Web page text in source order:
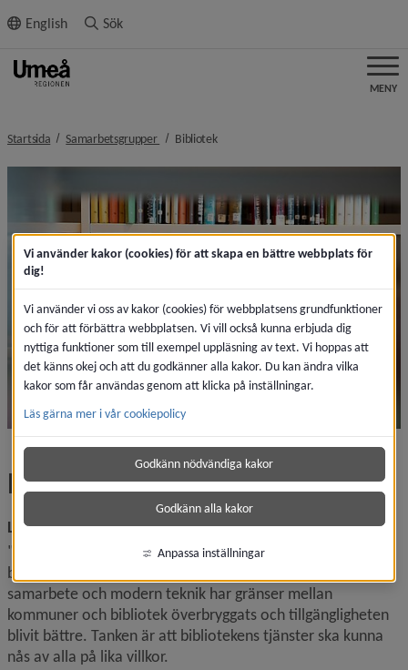
innehållet
English Sök
MENY
Startsida Samarbetsgrupper nivå i brödsmulenavigeringen
Biblioteknivå i brödsmulenavigeringen
Bibliotek
Låntagare vinner på bibliotekens samarbete
"En för alla, alla för en" är ett ordspråk som passar
biblioteken i Umeåregionen. Genom ett framgångsrikt
samarbete och modern teknik har gränser mellan
kommuner och bibliotek överbryggats och tillgängligheten
blivit bättre. Tanken är att bibliotekens tjänster ska kunna
nås av alla på lika villkor.
Vi använder kakor (cookies) för att skapa en bättre webbplats för
dig!
Vi använder vi oss av kakor (cookies) för webbplatsens grundfunktioner
och för att förbättra webbplatsen. Vi vill också kunna erbjuda dig
nyttiga funktioner som till exempel uppläsning av text. Vi hoppas att
det känns okej och att du godkänner alla kakor. Du kan ändra vilka
kakor som får användas genom att klicka på inställningar.
Läs gärna mer i vår cookiepolicy
Godkänn nödvändiga kakor
Godkänn alla kakor
Anpassa inställningar